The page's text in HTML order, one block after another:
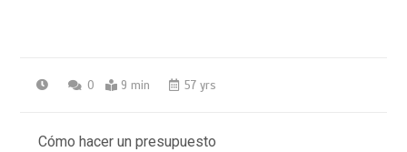
0 9 min 57 yrs
Cómo hacer un presupuesto